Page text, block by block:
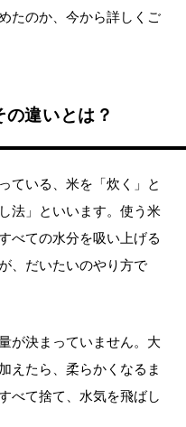
たのか、今から詳しくご
の違いとは？
ている、米を「炊く」と
法」といいます。使う米
べての水分を吸い上げる
、だいたいのやり方で
が決まっていません。大
えたら、柔らかくなるま
べて捨て、水気を飛ばし